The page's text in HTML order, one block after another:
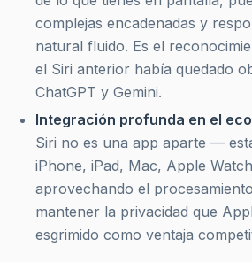
complejas encadenadas y
natural fluido. Es el
el Siri anterior había quedado
ChatGPT y Gemini.
Integración profunda en el
Siri no es una app aparte —
iPhone, iPad, Mac, Apple
aprovechando el
mantener la privacidad que
esgrimido como ventaja